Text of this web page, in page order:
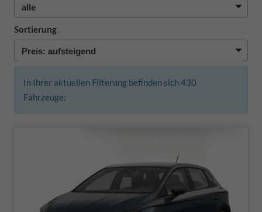
Sortierung
In Ihrer aktuellen Filterung befinden sich430
Fahrzeuge: